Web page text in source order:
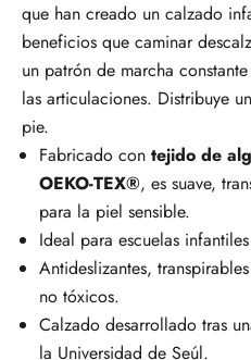
que han creado un calzado
beneficios que caminar
un patrón de marcha
las articulaciones. Distribuye
pie.
Fabricado con tejido de
OEKO-TEX®, es suave,
para la piel sensible.
Ideal para escuelas
Antideslizantes,
no tóxicos.
Calzado desarrollado tras
la Universidad de Seúl.